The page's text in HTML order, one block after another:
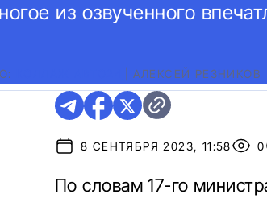
из озвученного
АЛЕКСЕЙ РЕЗНИКОВ
8 СЕНТЯБРЯ 2023, 11:58 0
По словам 17-го